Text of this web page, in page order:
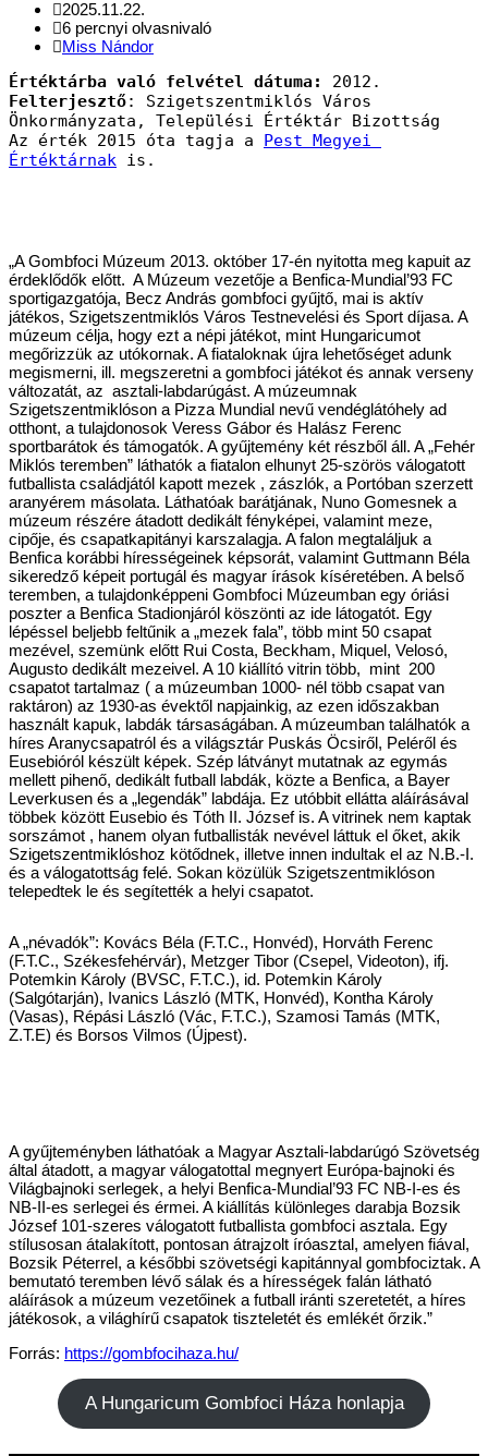
2025.11.22.
6 percnyi olvasnivaló
Miss Nándor
Értéktárba való felvétel dátuma:
2012.
Felterjesztő: Szigetszentmiklós Város
Önkormányzata, Települési Értéktár Bizottság
Az érték 2015 óta tagja a Pest Megyei
Értéktárnak is.
„A Gombfoci Múzeum 2013. október 17-én nyitotta meg kapuit az
érdeklődők előtt. A Múzeum vezetője a Benfica-Mundial’93 FC
sportigazgatója, Becz András gombfoci gyűjtő, mai is aktív
játékos, Szigetszentmiklós Város Testnevelési és Sport díjasa. A
múzeum célja, hogy ezt a népi játékot, mint Hungaricumot
megőrizzük az utókornak. A fiataloknak újra lehetőséget adunk
megismerni, ill. megszeretni a gombfoci játékot és annak verseny
változatát, az asztali-labdarúgást. A múzeumnak
Szigetszentmiklóson a Pizza Mundial nevű vendéglátóhely ad
otthont, a tulajdonosok Veress Gábor és Halász Ferenc
sportbarátok és támogatók. A gyűjtemény két részből áll. A „Fehér
Miklós teremben” láthatók a fiatalon elhunyt 25-szörös válogatott
futballista családjától kapott mezek , zászlók, a Portóban szerzett
aranyérem másolata. Láthatóak barátjának, Nuno Gomesnek a
múzeum részére átadott dedikált fényképei, valamint meze,
cipője, és csapatkapitányi karszalagja. A falon megtaláljuk a
Benfica korábbi hírességeinek képsorát, valamint Guttmann Béla
sikeredző képeit portugál és magyar írások kíséretében. A belső
teremben, a tulajdonképpeni Gombfoci Múzeumban egy óriási
poszter a Benfica Stadionjáról köszönti az ide látogatót. Egy
lépéssel beljebb feltűnik a „mezek fala”, több mint 50 csapat
mezével, szemünk előtt Rui Costa, Beckham, Miquel, Velosó,
Augusto dedikált mezeivel. A 10 kiállító vitrin több, mint 200
csapatot tartalmaz ( a múzeumban 1000- nél több csapat van
raktáron) az 1930-as évektől napjainkig, az ezen időszakban
használt kapuk, labdák társaságában. A múzeumban találhatók a
híres Aranycsapatról és a világsztár Puskás Öcsiről, Peléről és
Eusebióról készült képek. Szép látványt mutatnak az egymás
mellett pihenő, dedikált futball labdák, közte a Benfica, a Bayer
Leverkusen és a „legendák” labdája. Ez utóbbit ellátta aláírásával
többek között Eusebio és Tóth II. József is. A vitrinek nem kaptak
sorszámot , hanem olyan futballisták nevével láttuk el őket, akik
Szigetszentmiklóshoz kötődnek, illetve innen indultak el az N.B.-I.
és a válogatottság felé. Sokan közülük Szigetszentmiklóson
telepedtek le és segítették a helyi csapatot.
A „névadók”: Kovács Béla (F.T.C., Honvéd), Horváth Ferenc
(F.T.C., Székesfehérvár), Metzger Tibor (Csepel, Videoton), ifj.
Potemkin Károly (BVSC, F.T.C.), id. Potemkin Károly
(Salgótarján), Ivanics László (MTK, Honvéd), Kontha Károly
(Vasas), Répási László (Vác, F.T.C.), Szamosi Tamás (MTK,
Z.T.E) és Borsos Vilmos (Újpest).
A gyűjteményben láthatóak a Magyar Asztali-labdarúgó Szövetség
által átadott, a magyar válogatottal megnyert Európa-bajnoki és
Világbajnoki serlegek, a helyi Benfica-Mundial’93 FC NB-I-es és
NB-II-es serlegei és érmei. A kiállítás különleges darabja Bozsik
József 101-szeres válogatott futballista gombfoci asztala. Egy
stílusosan átalakított, pontosan átrajzolt íróasztal, amelyen fiával,
Bozsik Péterrel, a későbbi szövetségi kapitánnyal gombfociztak. A
bemutató teremben lévő sálak és a hírességek falán látható
aláírások a múzeum vezetőinek a futball iránti szeretetét, a híres
játékosok, a világhírű csapatok tiszteletét és emlékét őrzik.”
Forrás: https://gombfocihaza.hu/
A Hungaricum Gombfoci Háza honlapja